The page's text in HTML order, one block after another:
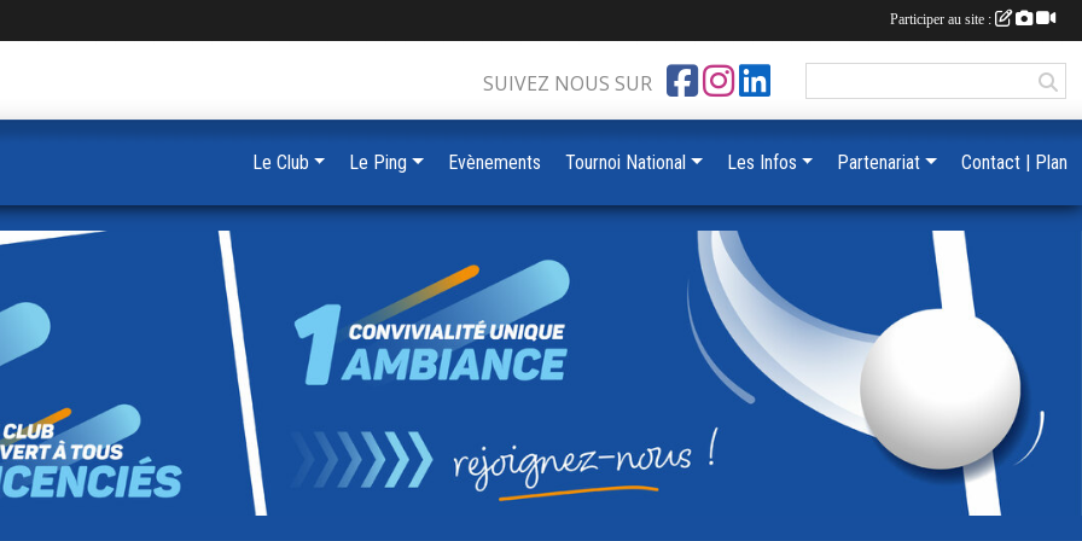
SUIVEZ NOUS SUR
Le Club Le Ping Evènements Tournoi National Les Infos Partenariat Contact | Plan
Participer au site :